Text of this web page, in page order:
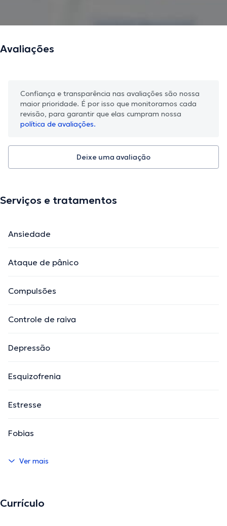
Avaliações
Confiança e transparência nas avaliações são nossa
maior prioridade. É por isso que monitoramos cada
revisão, para garantir que elas cumpram nossa
política de avaliações.
Deixe uma avaliação
Serviços e tratamentos
Ansiedade
Ataque de pânico
Compulsões
Controle de raiva
Depressão
Esquizofrenia
Estresse
Fobias
Ver mais
Currículo